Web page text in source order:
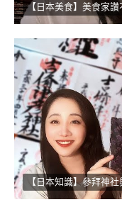
【日本美食】美食家